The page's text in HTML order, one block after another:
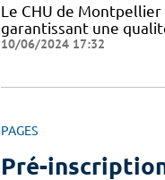
Le CHU de
garantissant une
10/06/2024 17:32
PAGES
Pré-